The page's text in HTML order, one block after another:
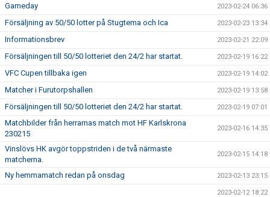
Gameday 2023-02-24 06:36
Försäljning av 50/50 lotter på Stugtema och Ica 2023-02-23 13:34
Informationsbrev 2023-02-21 22:09
Försäljningen till 50/50 lotteriet den 24/2 har startat. 2023-02-19 16:22
VFC Cupen tillbaka igen 2023-02-19 14:02
Matcher i Furutorpshallen 2023-02-19 13:58
Försäljningen till 50/50 lotteriet den 24/2 har startat. 2023-02-19 07:01
Matchbilder från herrarnas match mot HF Karlskrona
230215
2023-02-16 14:35
Vinslövs HK avgör toppstriden i de två närmaste
matcherna.
2023-02-15 14:18
Ny hemmamatch redan på onsdag 2023-02-13 23:15
2023-02-12 18:22